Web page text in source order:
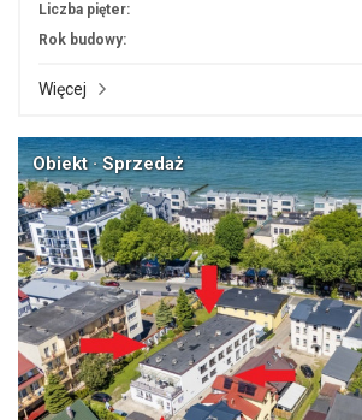
Liczba pięter:
Rok budowy:
Więcej
Obiekt · Sprzedaż